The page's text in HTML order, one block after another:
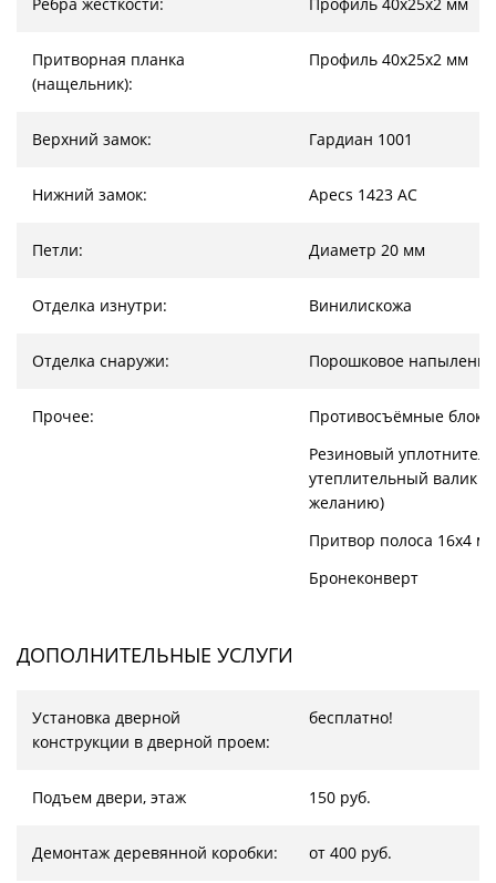
Притворная планка
(нащельник):
Профиль 40х25х2 мм
Верхний замок: Гардиан 1001
Нижний замок: Apecs 1423 AC
Петли: Диаметр 20 мм
Отделка изнутри: Винилискожа
Отделка снаружи: Порошковое напыление
Прочее:
Противосъёмные
Резиновый
утеплительный валик
желанию)
Притвор полоса 16х4
Бронеконверт
ДОПОЛНИТЕЛЬНЫЕ УСЛУГИ
Установка дверной
конструкции в дверной проем:
бесплатно!
Подъем двери, этаж 150 руб.
Демонтаж деревянной коробки: от 400 руб.